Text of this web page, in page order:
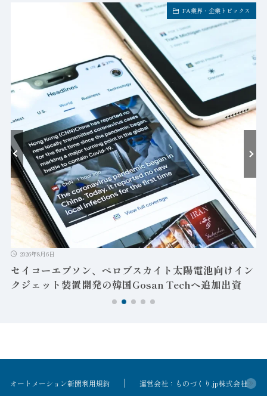
FA業界・企業トピックス
2026年8月6日
セイコーエプソン、ペロブスカイト太陽電池向けイン
クジェット装置開発の韓国Gosan Techへ追加出資
オートメーション新聞利用規約 運営会社：ものづくり.jp株式会社